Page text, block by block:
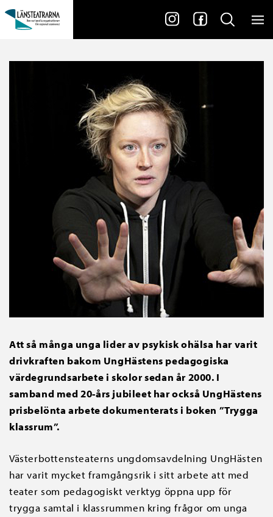
Att så många unga lider av psykisk ohälsa har varit
drivkraften bakom UngHästens pedagogiska
värdegrundsarbete i skolor sedan år 2000. I
samband med 20-års jubileet har också UngHästens
prisbelönta arbete dokumenterats i boken ”Trygga
klassrum”.
Västerbottensteaterns ungdomsavdelning UngHästen
har varit mycket framgångsrik i sitt arbete att med
teater som pedagogiskt verktyg öppna upp för
trygga samtal i klassrummen kring frågor om unga